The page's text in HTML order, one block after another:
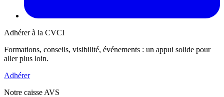
Adhérer à la CVCI
Formations, conseils, visibilité, événements : un appui solide pour
aller plus loin.
Adhérer
Notre caisse AVS